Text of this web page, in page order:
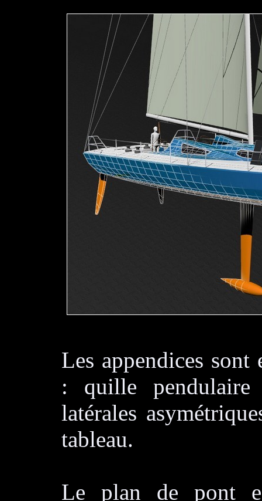
Les appendices sont
: quille pendulaire
latérales
tableau.
Le plan de pont